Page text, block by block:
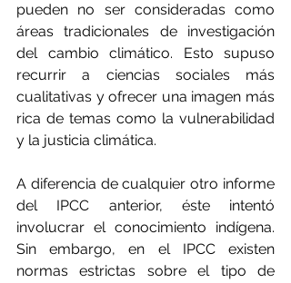
pueden no ser consideradas como
áreas tradicionales de investigación
del cambio climático. Esto supuso
recurrir a ciencias sociales más
cualitativas y ofrecer una imagen más
rica de temas como la vulnerabilidad
y la justicia climática.
A diferencia de cualquier otro informe
del IPCC anterior, éste intentó
involucrar el conocimiento indígena.
Sin embargo, en el IPCC existen
normas estrictas sobre el tipo de